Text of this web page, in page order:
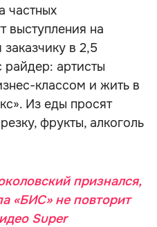
частных
выступления на
в 2,5
артисты
классом и жить в
Из еды просят
фрукты, алкоголь
признался,
«БИС» не повторит
Super